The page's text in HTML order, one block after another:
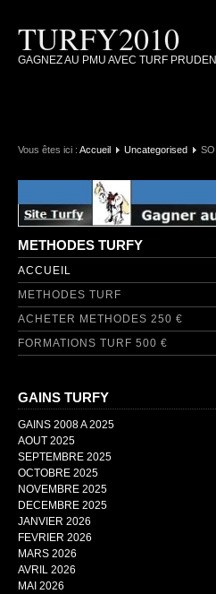
TURFY2010
GAGNEZ AU PMU AVEC TURF
Vous êtes ici : Accueil Uncategorised
METHODES TURFY
ACCUEIL
METHODES TURF
ACHETER METHODES 250 €
FORMATIONS TURF 500 €
GAINS TURFY
GAINS 2008 A 2025
AOUT 2025
SEPTEMBRE 2025
OCTOBRE 2025
NOVEMBRE 2025
DECEMBRE 2025
JANVIER 2026
FEVRIER 2026
MARS 2026
AVRIL 2026
MAI 2026